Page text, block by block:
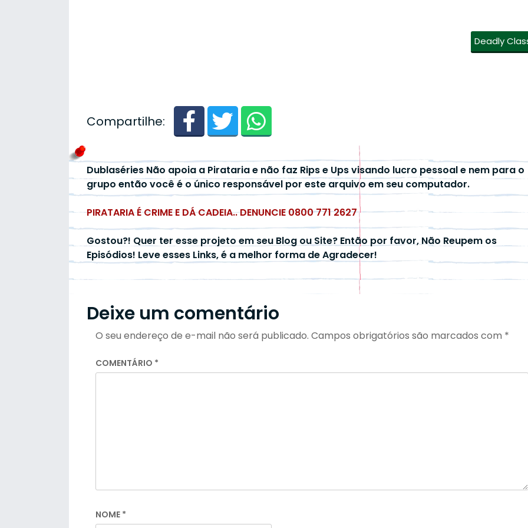
Deadly
Compartilhe:
Dublaséries Não apoia a Pirataria e não faz Rips e Ups visando lucro pessoal e nem para o
grupo então você é o único responsável por este arquivo em seu computador.
PIRATARIA É CRIME E DÁ CADEIA.. DENUNCIE 0800 771 2627
Gostou?! Quer ter esse projeto em seu Blog ou Site? Então por favor, Não Reupem os
Episódios! Leve esses Links, é a melhor forma de Agradecer!
Deixe um comentário
O seu endereço de e-mail não será publicado. Campos obrigatórios são marcados com *
COMENTÁRIO *
NOME *